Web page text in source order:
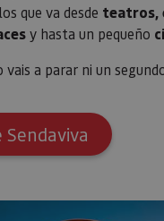
que va desde teatros,
y hasta un pequeño
vais a parar ni un
Sendaviva